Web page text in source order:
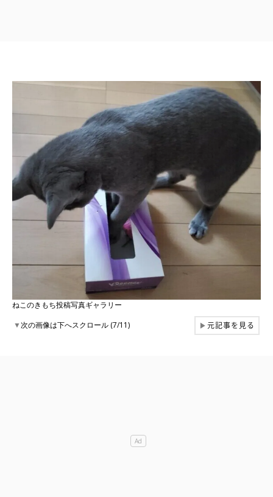
ねこのきもち投稿写真ギャラリー
▼次の画像は下へスクロール (7/11) ▶元記事を見る